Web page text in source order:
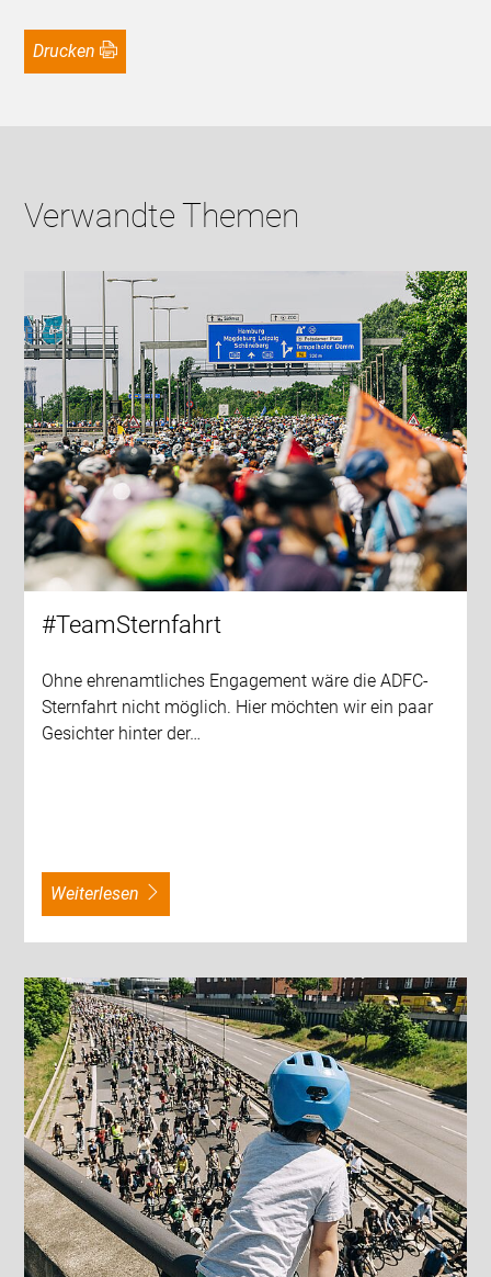
Drucken
Verwandte Themen
#TeamSternfahrt
Ohne ehrenamtliches Engagement wäre die ADFC-
Sternfahrt nicht möglich. Hier möchten wir ein paar
Gesichter hinter der…
weiterlesen